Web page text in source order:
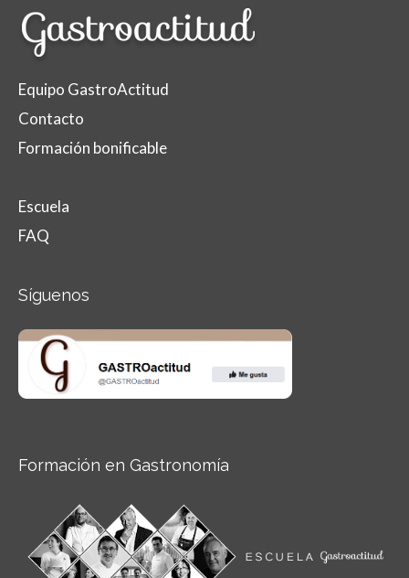
Equipo GastroActitud
Contacto
Formación bonificable
Escuela
FAQ
Síguenos
Formación en Gastronomía